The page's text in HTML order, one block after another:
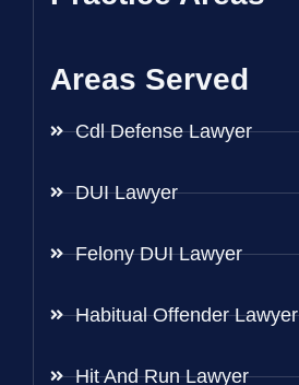
Areas Served
Cdl Defense Lawyer
DUI Lawyer
Felony DUI Lawyer
Habitual Offender Lawyer
Hit And Run Lawyer